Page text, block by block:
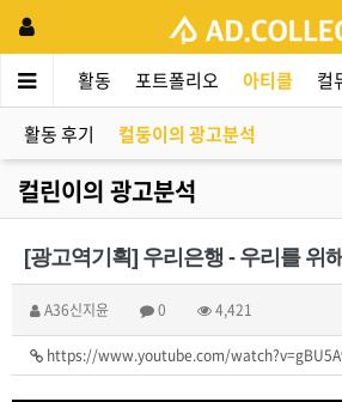
리지 활동 포트폴리오 아티클 컬
활동 후기 컬둥이의 광고분석
컬린이의 광고분석
[광고역기획] 우리은행 - 우리를 위
A36신지윤 0 4,421
https://www.youtube.com/